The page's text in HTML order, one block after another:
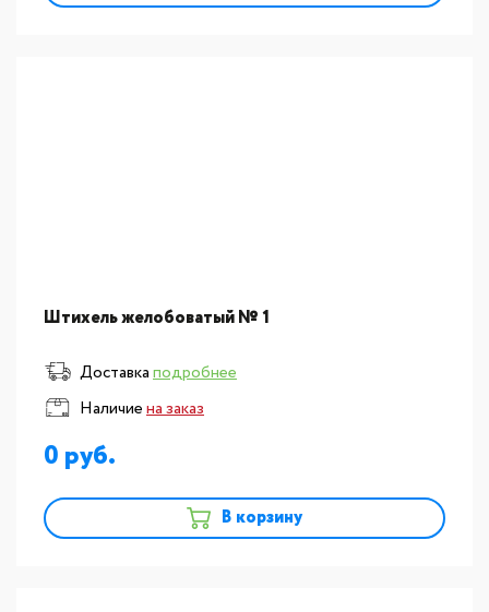
Штихель желобоватый № 1
Доставкаподробнее
Наличиена заказ
0
В корзину